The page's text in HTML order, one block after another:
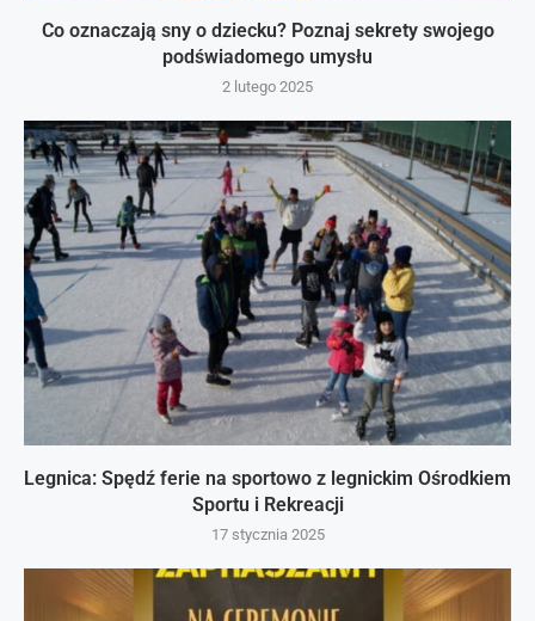
Co oznaczają sny o dziecku? Poznaj sekrety swojego
podświadomego umysłu
2 lutego 2025
Legnica: Spędź ferie na sportowo z legnickim Ośrodkiem
Sportu i Rekreacji
17 stycznia 2025